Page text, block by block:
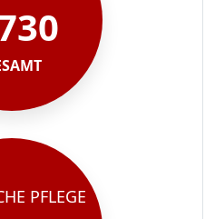
PFLEGE